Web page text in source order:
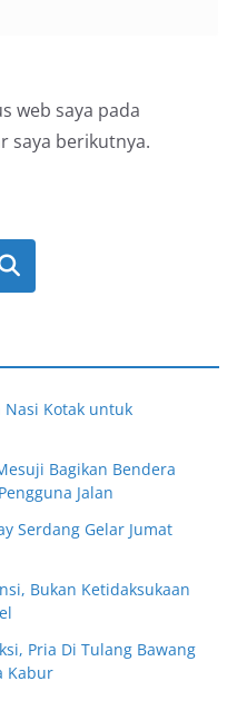
web saya pada
saya berikutnya.
Nasi Kotak untuk
Bagikan Bendera
Jalan
Serdang Gelar Jumat
Bukan Ketidaksukaan
Pria Di Tulang Bawang
Kabur